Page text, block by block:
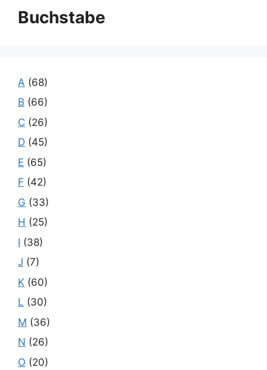
Buchstabe
A (68)
B (66)
C (26)
D (45)
E (65)
F (42)
G (33)
H (25)
I (38)
J (7)
K (60)
L (30)
M (36)
N (26)
O (20)